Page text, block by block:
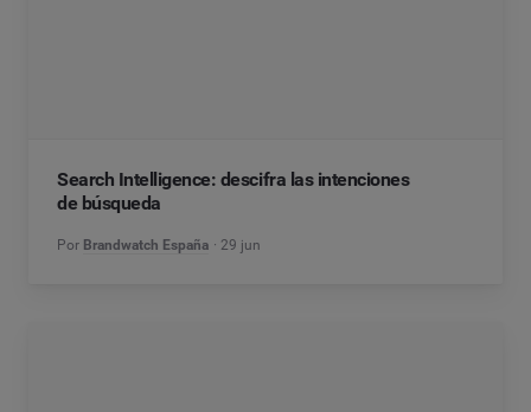
Search Intelligence: descifra las intenciones
de búsqueda
Por Brandwatch España 29 jun